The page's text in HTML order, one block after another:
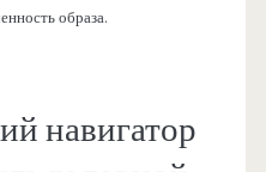
образа.
навигатор